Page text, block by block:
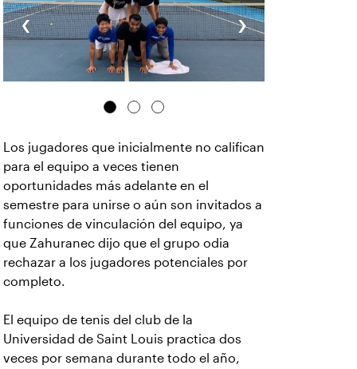
‹ ›
Los jugadores que inicialmente no califican
para el equipo a veces tienen
oportunidades más adelante en el
semestre para unirse o aún son invitados a
funciones de vinculación del equipo, ya
que Zahuranec dijo que el grupo odia
rechazar a los jugadores potenciales por
completo.
El equipo de tenis del club de la
Universidad de Saint Louis practica dos
veces por semana durante todo el año,